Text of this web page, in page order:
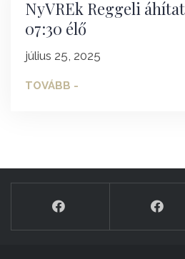
NyVREk Reggeli áhítat
07:30 élő
július 25, 2025
TOVÁBB -